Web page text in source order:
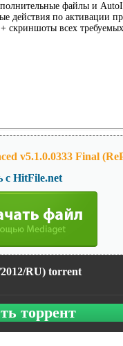
файлы и
действия по активации
скриншоты всех
v5.1.0.0333 Final
с HitFile.net
RU) torrent
торрент